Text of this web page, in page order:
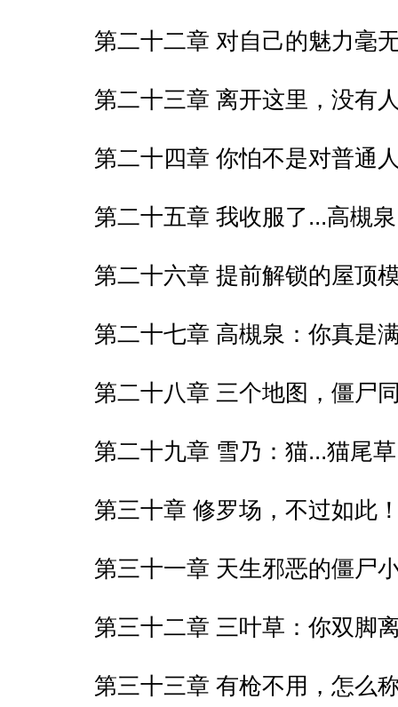
第二十二章 对自己的魅力毫
第二十三章 离开这里，没有
第二十四章 你怕不是对普通
第二十五章 我收服了...高槻
第二十六章 提前解锁的屋顶
第二十七章 高槻泉：你真是
第二十八章 三个地图，僵尸
第二十九章 雪乃：猫...猫尾
第三十章 修罗场，不过如此
第三十一章 天生邪恶的僵尸
第三十二章 三叶草：你双脚
第三十三章 有枪不用，怎么